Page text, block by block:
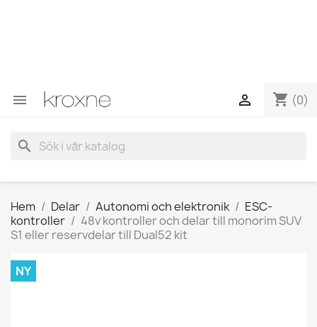
 shopping_cart (0)

search
Hem Delar Autonomi och elektronik
ESC-
kontroller
48v kontroller och delar till monorim SUV
S1 eller reservdelar till Dual52 kit
NY